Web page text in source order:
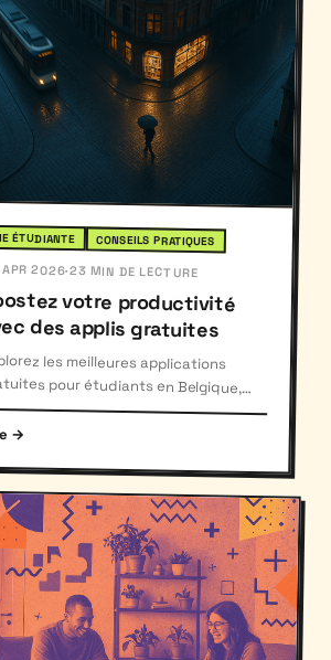
ÉTUDIANTE CONSEILS PRATIQUES
2026·23 MIN DE LECTURE
votre productivité
des applis gratuites
les meilleures applications
pour étudiants en Belgique,
des conseils pour les intégrer
dans votre vie
→